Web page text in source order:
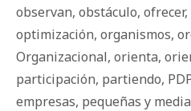
observan, obstáculo, ofrecer,
optimización, organismos,
Organizacional, orienta,
participación, partiendo, PDP
empresas, pequeñas y